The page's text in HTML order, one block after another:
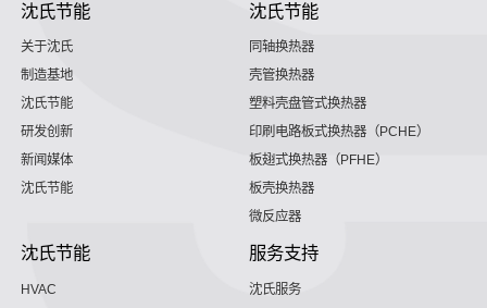
沈氏节能
关于沈氏
制造基地
沈氏节能
研发创新
新闻媒体
沈氏节能
沈氏节能
同轴换热器
壳管换热器
塑料壳盘管式换热器
印刷电路板式换热器（PCHE）
板翅式换热器（PFHE）
板壳换热器
微反应器
沈氏节能
HVAC
服务支持
沈氏服务